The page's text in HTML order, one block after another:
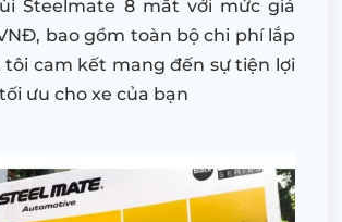
Steelmate 8 mắt với mức giá
bao gồm toàn bộ chi phí lắp
tôi cam kết mang đến sự tiện lợi
ưu cho xe của bạn